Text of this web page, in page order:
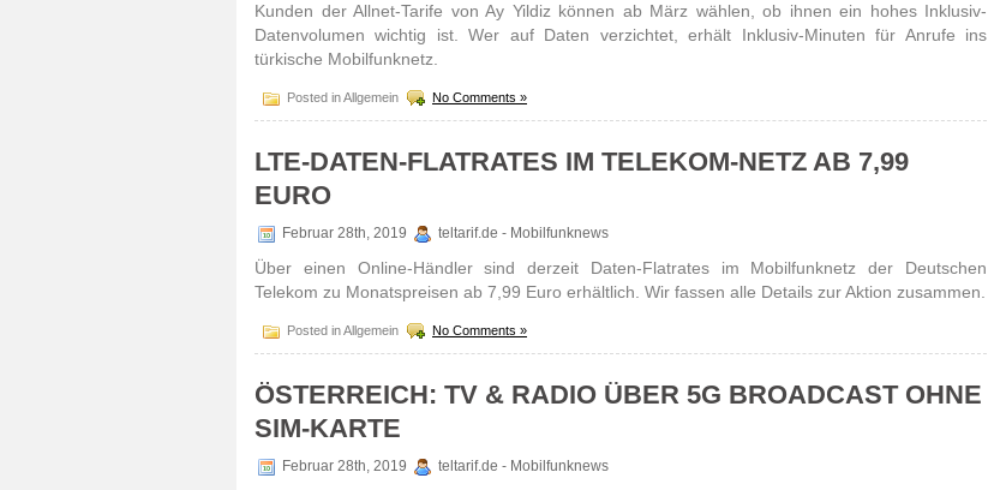
Kunden der Allnet-Tarife von Ay Yildiz können ab März wählen, ob ihnen ein hohes Inklusiv-
Daten­volumen wichtig ist. Wer auf Daten verzichtet, erhält Inklusiv-Minuten für Anrufe ins
türkische Mobilfunknetz.
Posted in Allgemein No Comments »
LTE-DATEN-FLATRATES IM TELEKOM-NETZ AB 7,99
EURO
Februar 28th, 2019 teltarif.de - Mobilfunknews
Über einen Online-Händler sind derzeit Daten-Flatrates im Mobilfunknetz der Deutschen
Telekom zu Monatspreisen ab 7,99 Euro erhältlich. Wir fassen alle Details zur Aktion zusammen.
Posted in Allgemein No Comments »
ÖSTERREICH: TV & RADIO ÜBER 5G BROADCAST OHNE
SIM-KARTE
Februar 28th, 2019 teltarif.de - Mobilfunknews